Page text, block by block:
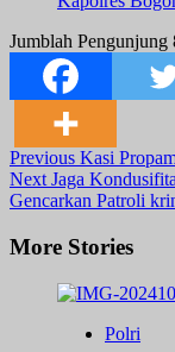
Jumblah Pengunjung
Post
Navigation
Previous Kasi
Next Jaga
Gencarkan Patroli
More Stories
Polri